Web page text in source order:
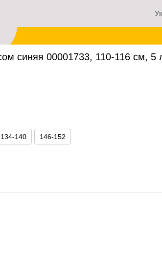
с начесом синяя 00001733, 110-116 см, 5 лет
синяя 00001733, 110-116 см, 5
134-140 146-152